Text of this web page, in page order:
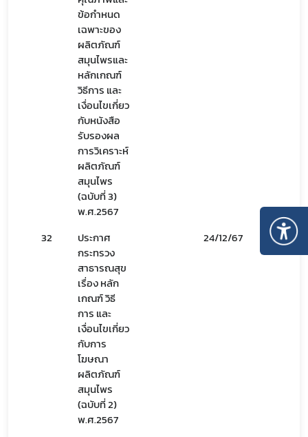
ข้อกำหนด
เฉพาะของ
ผลิตภัณฑ์
สมุนไพรและ
หลักเกณฑ์
วิธีการ และ
เงื่อนไขเกี่ยว
กับหนังสือ
รับรองผล
การวิเคราะห์
ผลิตภัณฑ์
สมุนไพร
(ฉบับที่ 3)
พ.ศ.2567
32
ประกาศ
กระทรวง
สาธารณสุข
เรื่อง หลัก
เกณฑ์ วิธี
การ และ
เงื่อนไขเกี่ยว
กับการ
โฆษณา
ผลิตภัณฑ์
สมุนไพร
(ฉบับที่ 2)
พ.ศ.2567
24/12/67 25/